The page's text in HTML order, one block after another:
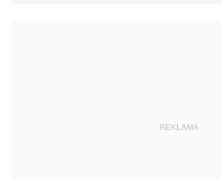
REKLAMA